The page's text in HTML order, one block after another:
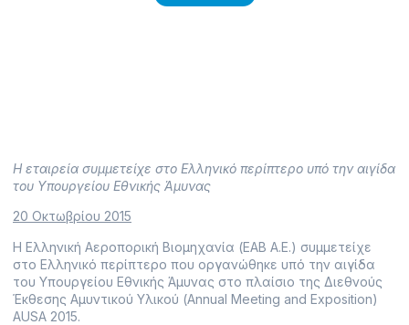
Η εταιρεία συμμετείχε στο Ελληνικό περίπτερο υπό την αιγίδα
του Υπουργείου Εθνικής Άμυνας
20 Οκτωβρίου 2015
Η Ελληνική Αεροπορική Βιομηχανία (ΕΑΒ Α.Ε.) συμμετείχε
στο Ελληνικό περίπτερο που οργανώθηκε υπό την αιγίδα
του Υπουργείου Εθνικής Άμυνας στο πλαίσιο της Διεθνούς
Έκθεσης Αμυντικού Υλικού (Annual Meeting and Exposition)
AUSA 2015.